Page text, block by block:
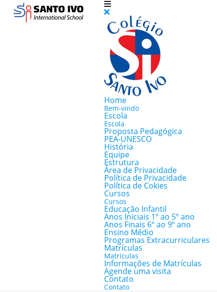
Home
Bem-vindo
Escola
Escola
Proposta Pedagógica
PEA-UNESCO
História
Equipe
Estrutura
Área de Privacidade
Política de Privacidade
Política de Cokies
Cursos
Cursos
Educação Infantil
Anos Iniciais 1º ao 5º ano
Anos Finais 6º ao 9º ano
Ensino Médio
Programas Extracurriculares
Matrículas
Matrículas
Informações de Matrículas
Agende uma visita
Contato
Contato